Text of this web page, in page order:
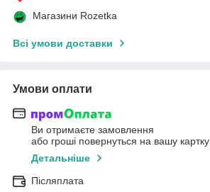
Магазини Rozetka
Всі умови доставки
Умови оплати
Ви отримаєте замовлення
або гроші повернуться на вашу картку
Детальніше
Післяплата